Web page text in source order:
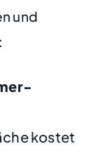
und
kostet